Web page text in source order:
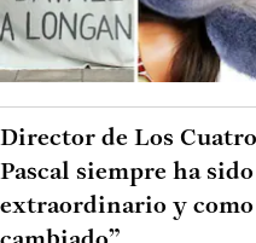
Director de Los
Pascal siempre ha
extraordinario y como